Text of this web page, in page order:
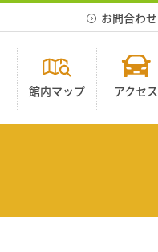
館内マップ アクセス
お問合わせ